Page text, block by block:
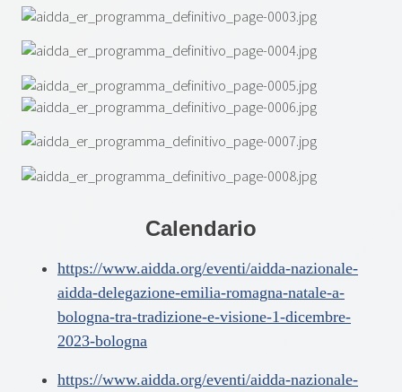
Calendario
https://www.aidda.org/eventi/aidda-nazionale-
aidda-delegazione-emilia-romagna-natale-a-
bologna-tra-tradizione-e-visione-1-dicembre-
2023-bologna
https://www.aidda.org/eventi/aidda-nazionale-